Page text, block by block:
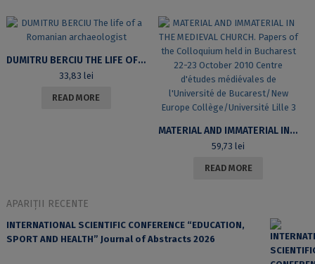
DUMITRU BERCIU THE LIFE OF A ROMANIAN ARCHAEOLOGIST
33,83 lei
READ MORE
MATERIAL AND IMMATERIAL IN THE MEDIEVAL CHURCH. PAPERS OF THE COLLOQUIUM HELD IN BUCHAREST 22-23 OCTOBER 2010 CENTRE D’ÉTUDES MÉDIÉVALES DE L’UNIVERSITÉ DE BUCAREST/NEW EUROPE COLLÈGE/UNIVERSITÉ LILLE 3
59,73lei
READ MORE
APARIȚII RECENTE
INTERNATIONAL SCIENTIFIC CONFERENCE “EDUCATION,
SPORT AND HEALTH” Journal of Abstracts 2026